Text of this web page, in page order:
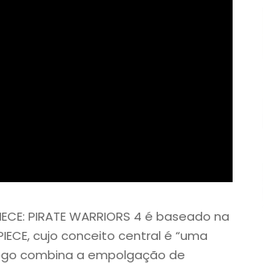
PIRATE WARRIORS 4 é baseado na
cujo conceito central é “uma
combina a empolgação de